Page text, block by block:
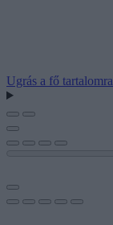
Ugrás a fő tartalomra